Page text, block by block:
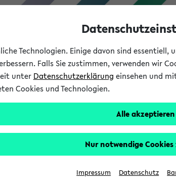
Studium
Funktion zugreifen, die Ihnen erst nach
Bitte
Technologien. Einige davon sind
Falls Sie zustimmen, verwenden wir
unter Datenschutzerklärung einsehen und
Cookies und Technologien.
Alle akzeptieren
Nur notwendige Cookies
Impressum Datenschutz